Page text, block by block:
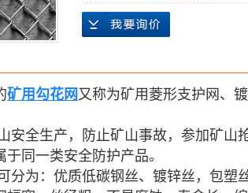
矿用勾花网 又称为矿用菱形支护网、
安全生产，防止矿山事故，参加矿山
同一类安全防护产品。
分为：优质低碳钢丝、镀锌丝，包塑丝